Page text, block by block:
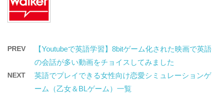
PREV
【Youtubeで英語学習】8bitゲーム化された映画で英語
の会話が多い動画をチョイスしてみました
NEXT
英語でプレイできる女性向け恋愛シミュレーションゲ
ーム（乙女＆BLゲーム）一覧